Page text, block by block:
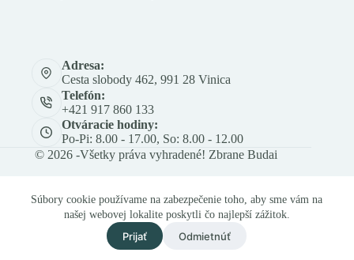
Súbory cookie používame na zabezpečenie toho, aby sme vám na
našej webovej lokalite poskytli čo najlepší zážitok.
Prijať Odmietnúť
Adresa:
Cesta slobody 462, 991 28 Vinica
Telefón:
+421 917 860 133
Otváracie hodiny:
Po-Pi: 8.00 - 17.00, So: 8.00 - 12.00
© 2026 -Všetky práva vyhradené! Zbrane Budai